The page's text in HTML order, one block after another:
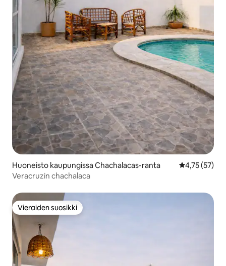
Huoneisto kaupungissa Chachalacas-ranta
4,75 (57)
Veracruzin chachalaca
Vieraiden suosikki
Vieraiden suosikki